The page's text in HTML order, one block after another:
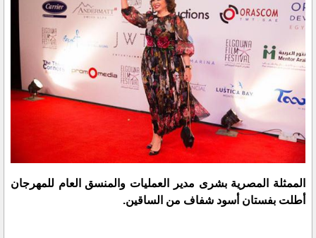
الممثلة المصرية بشرى مدير العمليات والمنسق العام للمهرجان
أطلت بفستان أسود شفاف من الساقين.